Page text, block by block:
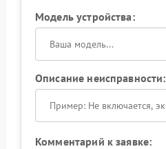
Модель устройства:
Описание неисправности:
Комментарий к заявке: